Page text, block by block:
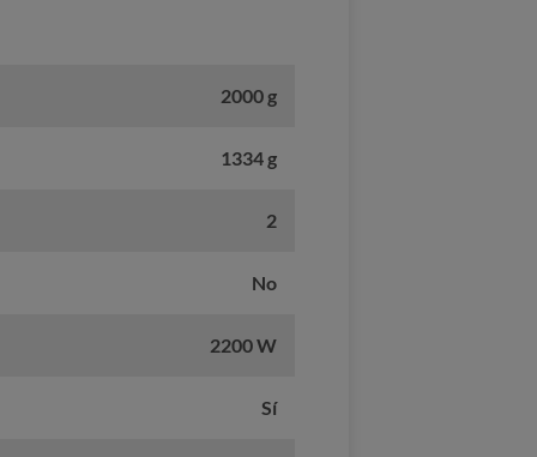
2000 g
1334 g
2
No
2200 W
Sí